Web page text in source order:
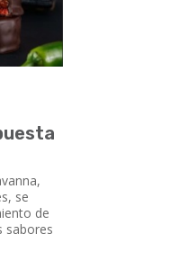
se
de
sabores